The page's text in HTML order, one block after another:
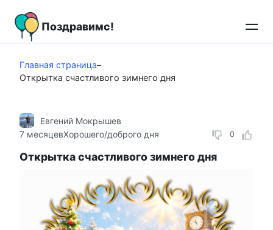
контенту
Поздравимс!
Главная страница–
Открытка счастливого зимнего дня
0
Евгений Мокрышев
7 месяцевХорошего/доброго дня
Открытка счастливого зимнего дня